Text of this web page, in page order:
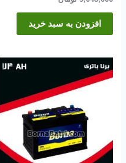
افزودن به سبد خرید